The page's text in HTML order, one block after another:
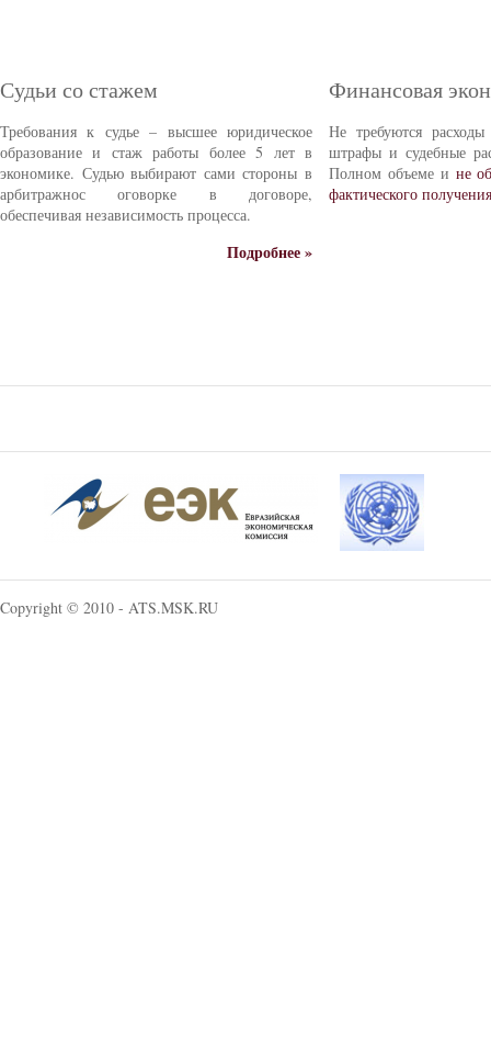
Судьи со стажем
Требования к судье – высшее юридическое
образование и стаж работы более 5 лет в
экономике. Судью выбирают сами стороны в
арбитражнос оговорке в договоре,
обеспечивая независимость процесса.
Подробнее »
Финансовая
Не требуются
штрафы и судебные
Полном объеме и не
фактического получения
Copyright © 2010 - ATS.MSK.RU